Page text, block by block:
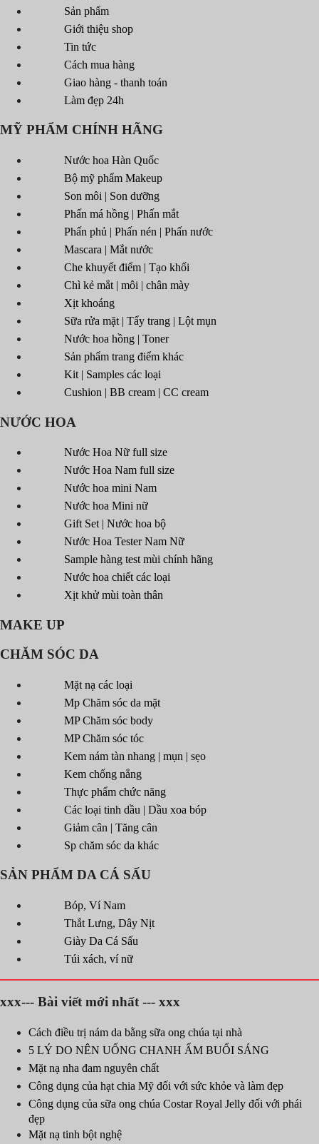
Sản phẩm
Giới thiệu shop
Tin tức
Cách mua hàng
Giao hàng - thanh toán
Làm đẹp 24h
MỸ PHẨM CHÍNH HÃNG
Nước hoa Hàn Quốc
Bộ mỹ phẩm Makeup
Son môi | Son dưỡng
Phấn má hồng | Phấn mắt
Phấn phủ | Phấn nén | Phấn nước
Mascara | Mắt nước
Che khuyết điểm | Tạo khối
Chì kẻ mắt | môi | chân mày
Xịt khoáng
Sữa rửa mặt | Tẩy trang | Lột mụn
Nước hoa hồng | Toner
Sản phẩm trang điểm khác
Kit | Samples các loại
Cushion | BB cream | CC cream
NƯỚC HOA
Nước Hoa Nữ full size
Nước Hoa Nam full size
Nước hoa mini Nam
Nước hoa Mini nữ
Gift Set | Nước hoa bộ
Nước Hoa Tester Nam Nữ
Sample hàng test mùi chính hãng
Nước hoa chiết các loại
Xịt khử mùi toàn thân
MAKE UP
CHĂM SÓC DA
Mặt nạ các loại
Mp Chăm sóc da mặt
MP Chăm sóc body
MP Chăm sóc tóc
Kem nám tàn nhang | mụn | sẹo
Kem chống nắng
Thực phẩm chức năng
Các loại tinh dầu | Dầu xoa bóp
Giảm cân | Tăng cân
Sp chăm sóc da khác
SẢN PHẨM DA CÁ SẤU
Bóp, Ví Nam
Thắt Lưng, Dây Nịt
Giày Da Cá Sấu
Túi xách, ví nữ
xxx--- Bài viết mới nhất --- xxx
Cách điều trị nám da bằng sữa ong chúa tại nhà
5 LÝ DO NÊN UỐNG CHANH ẤM BUỔI SÁNG
Mặt nạ nha đam nguyên chất
Công dụng của hạt chia Mỹ đối với sức khỏe và làm đẹp
Công dụng của sữa ong chúa Costar Royal Jelly đối với phái
đẹp
Mặt nạ tinh bột nghệ